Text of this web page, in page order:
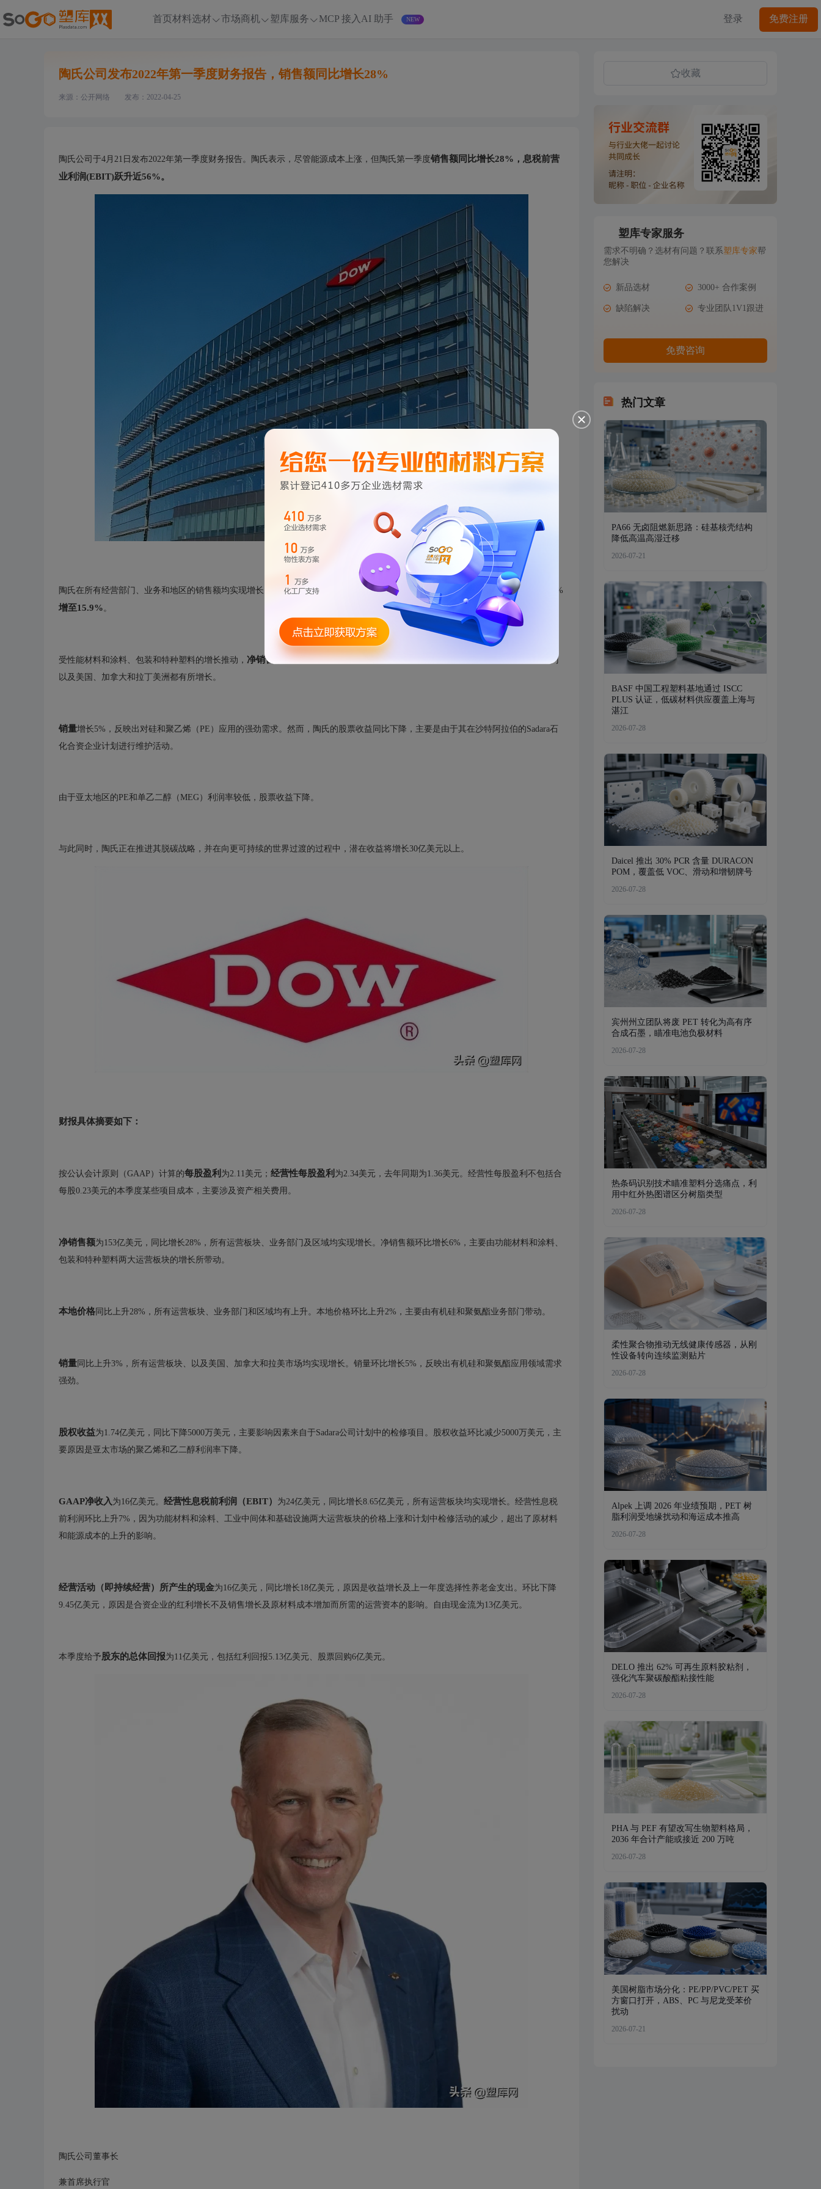
首页材料选材 市场商机 塑库服务 MCP 接入 AI 助手 登录 免费注册
陶氏公司发布2022年第一季度财务报告，销售额同比增长28%
来源：公开网络 发布：2022-04-25
陶氏公司于4月21日发布2022年第一季度财务报告。陶氏表示，尽管能源成本上涨，但陶氏第一季度销售额同比增长28%，息税前营
业利润(EBIT)跃升近56%。
陶氏在所有经营部门、业务和地区的销售额均实现增长。截至2022年3月31日止 三个月的营业息税前利润率 从2021年第一季度的13.1%
增至15.9%。
受性能材料和涂料、包装和特种塑料的增长推动， 净销售额 较2021年第四季度增长6%，
同比增长3%，所有业务部门
以及美国、加拿大和拉丁美洲都有所增长。
销量增长5%，反映出对硅和聚乙烯（PE）应用的强劲需求。然而，陶氏的股票收益同比下降，主要是由于其在沙特阿拉伯的Sadara石
化合资企业计划进行维护活动。
由于亚太地区的PE和单乙二醇（MEG）利润率较低，股票收益下降。
与此同时，陶氏正在推进其脱碳战略，并在向更可持续的世界过渡的过程中，潜在收益将增长30亿美元以上。
财报具体摘要如下：
按公认会计原则（GAAP）计算的每股盈利 为2.11美元； 经营性每股盈利 为2.34美元，去年同期为1.36美元。经营性每股盈利不包括合
每股0.23美元的本季度某些项目成本，主要涉及资产相关费用。
净销售额为153亿美元，同比增长28%，所有运营板块、业务部门及区域均实现增长。净销售额环比增长6%，主要由功能材料和涂料、
包装和特种塑料两大运营板块的增长所带动。
本地价格 同比上升28%，所有运营板块、业务部门和区域均有上升。本地价格环比上升2%，主要由有机硅和聚氨酯业务部门带动。
销量 同比上升3%，所有运营板块、以及美国、加拿大和拉美市场均实现增长。销量环比增长5%，反映出有机硅和聚氨酯应用领域需求
强劲。
股权收益为1.74亿美元，同比下降5000万美元，主要影响因素来自于Sadara公司计划中的检修项目。股权收益环比减少5000万美元，主
要原因是亚太市场的聚乙烯和乙二醇利润率下降。
GAAP净收入 为16亿美元。 经营性息税前利润（EBIT） 为24亿美元，同比增长8.65亿美元，所有运营板块均实现增长。经营性息税
前利润环比上升7%，因为功能材料和涂料、工业中间体和基础设施两大运营板块的价格上涨和计划中检修活动的减少，超出了原材料
和能源成本的上升的影响。
经营活动（即持续经营）所产生的现金为16亿美元，同比增长18亿美元，原因是收益增长及上一年度选择性养老金支出。环比下降
9.45亿美元，原因是合资企业的红利增长不及销售增长及原材料成本增加而所需的运营资本的影响。自由现金流为13亿美元。
本季度给予股东的总体回报为11亿美元，包括红利回报5.13亿美元、股票回购6亿美元。
陶氏公司董事长
兼首席执行官
收藏
塑库专家服务
需求不明确？选材有问题？联系塑库专家帮
您解决
新品选材 3000+ 合作案例
缺陷解决 专业团队1V1跟进
免费咨询
热门文章
PA66 无卤阻燃新思路：硅基核壳结构
降低高温高湿迁移
2026-07-21
BASF 中国工程塑料基地通过 ISCC
PLUS 认证，低碳材料供应覆盖上海与
湛江
2026-07-28
Daicel 推出 30% PCR 含量 DURACON
POM，覆盖低 VOC、滑动和增韧牌号
2026-07-28
宾州州立团队将废 PET 转化为高有序
合成石墨，瞄准电池负极材料
2026-07-28
热条码识别技术瞄准塑料分选痛点，利
用中红外热图谱区分树脂类型
2026-07-28
柔性聚合物推动无线健康传感器，从刚
性设备转向连续监测贴片
2026-07-28
Alpek 上调 2026 年业绩预期，PET 树
脂利润受地缘扰动和海运成本推高
2026-07-28
DELO 推出 62% 可再生原料胶粘剂，
强化汽车聚碳酸酯粘接性能
2026-07-28
PHA 与 PEF 有望改写生物塑料格局，
2036 年合计产能或接近 200 万吨
2026-07-28
美国树脂市场分化：PE/PP/PVC/PET 买
方窗口打开，ABS、PC 与尼龙受苯价
扰动
2026-07-21